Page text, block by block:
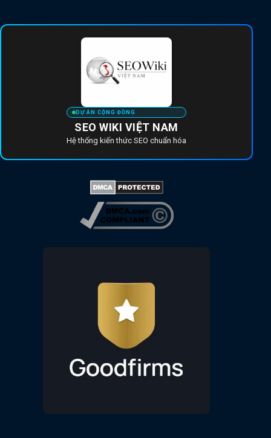
DỰ ÁN CỘNG ĐỒNG
SEO WIKI VIỆT NAM
Hệ thống kiến thức SEO chuẩn hóa